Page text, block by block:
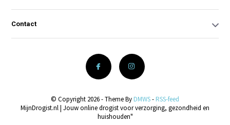
Contact
© Copyright 2026 - Theme By DMWS- RSS-feed
MijnDrogist.nl | Jouw online drogist voor verzorging, gezondheid en
huishouden"